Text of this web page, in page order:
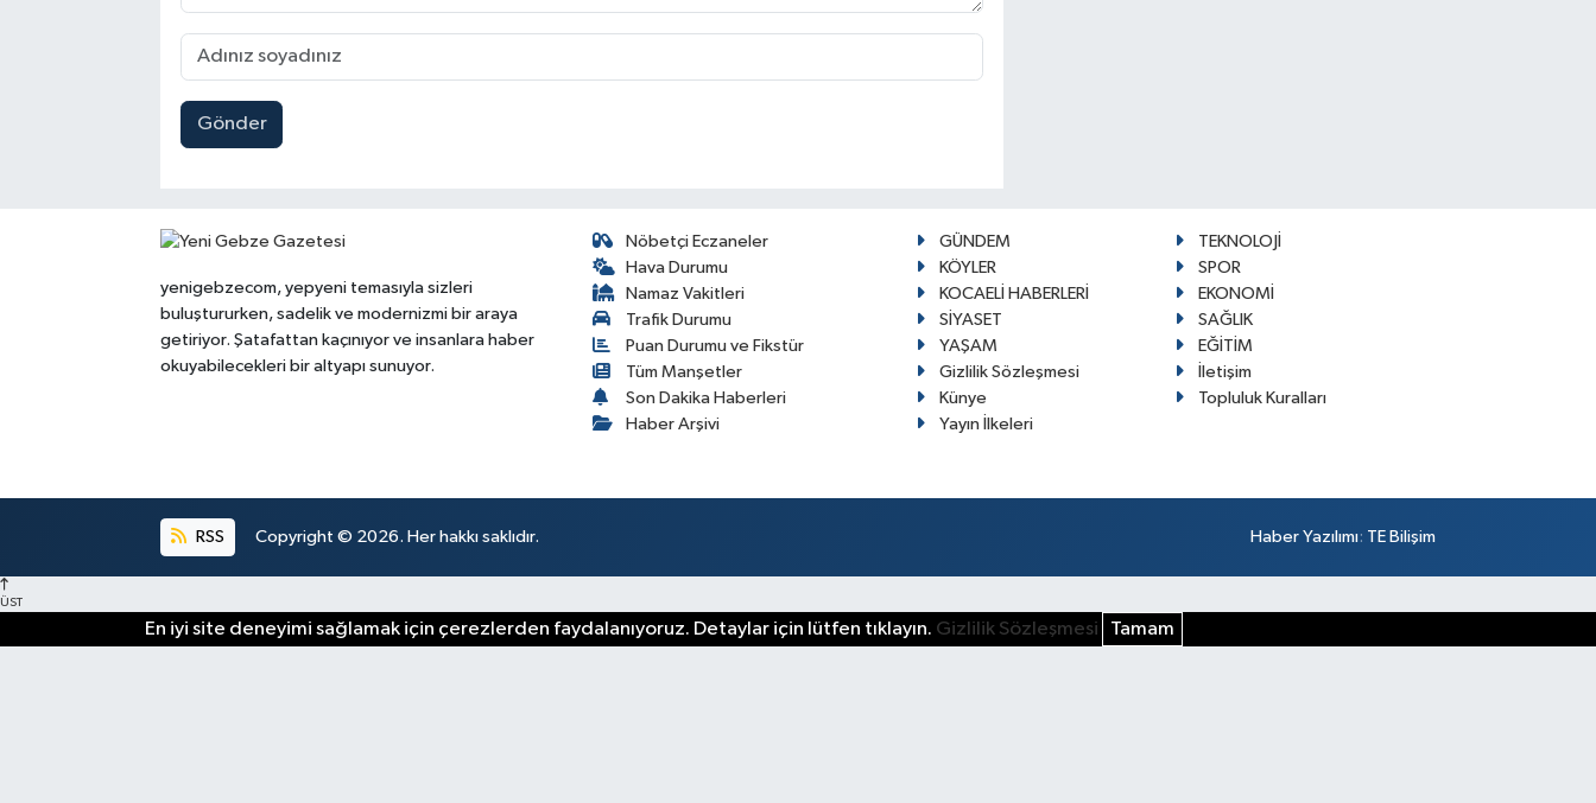
Gönder
yenigebzecom, yepyeni temasıyla sizleri
buluştururken, sadelik ve modernizmi bir araya
getiriyor. Şatafattan kaçınıyor ve insanlara haber
okuyabilecekleri bir altyapı sunuyor.
Nöbetçi Eczaneler
Hava Durumu
Namaz Vakitleri
Trafik Durumu
Puan Durumu ve Fikstür
Tüm Manşetler
Son Dakika Haberleri
Haber Arşivi
GÜNDEM
TEKNOLOJİ
KÖYLER
SPOR
KOCAELİ HABERLERİ
EKONOMİ
SİYASET
SAĞLIK
YAŞAM
EĞİTİM
Gizlilik Sözleşmesi
İletişim
Künye
Topluluk Kuralları
Yayın İlkeleri
RSS Copyright © 2026. Her hakkı saklıdır. Haber Yazılımı: TE Bilişim
ÜST
En iyi site deneyimi sağlamak için çerezlerden faydalanıyoruz. Detaylar için lütfen tıklayın. Gizlilik Sözleşmesi Tamam